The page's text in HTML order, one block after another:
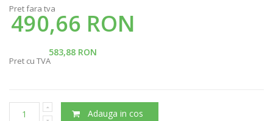
Pret fara tva
490,66 RON
583,88 RON
Pret cu TVA
Adauga in cos